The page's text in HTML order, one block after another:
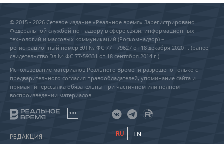
© 2015 - 2026 Сетевое издание «Реальное время» Зарегистрировано
Федеральной службой по надзору в сфере связи, информационных
технологий и массовых коммуникаций (Роскомнадзор) –
регистрационный номер ЭЛ № ФС 77 - 79627 от 18 декабря 2020 г. (ранее
свидетельство Эл № ФС 77-59331 от 18 сентября 2014 г.)
Использование материалов Реального Времени разрешено только с
предварительного согласия правообладателей, упоминание сайта и
прямая гиперссылка обязательны при частичном или полном
воспроизведении материалов.
18+
РЕДАКЦИЯ RU EN